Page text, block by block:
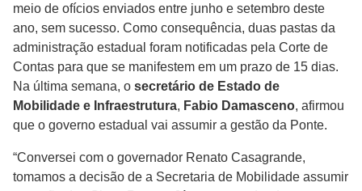
meio de ofícios enviados entre junho e setembro deste
ano, sem sucesso. Como consequência, duas pastas da
administração estadual foram notificadas pela Corte de
Contas para que se manifestem em um prazo de 15 dias.
Na última semana, o secretário de Estado de
Mobilidade e Infraestrutura, Fabio Damasceno, afirmou
que o governo estadual vai assumir a gestão da Ponte.
“Conversei com o governador Renato Casagrande,
tomamos a decisão de a Secretaria de Mobilidade assumir